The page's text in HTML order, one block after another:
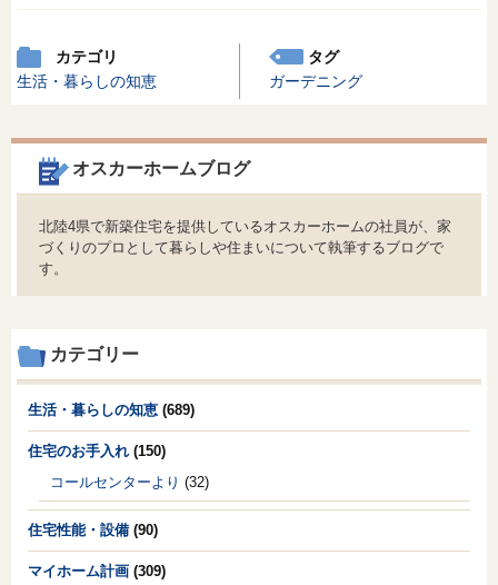
カテゴリ
生活・暮らしの知恵
タグ
ガーデニング
オスカーホームブログ
北陸4県で新築住宅を提供しているオスカーホームの社員が、家
づくりのプロとして暮らしや住まいについて執筆するブログで
す。
カテゴリー
生活・暮らしの知恵 (689)
住宅のお手入れ (150)
コールセンターより (32)
住宅性能・設備 (90)
マイホーム計画 (309)